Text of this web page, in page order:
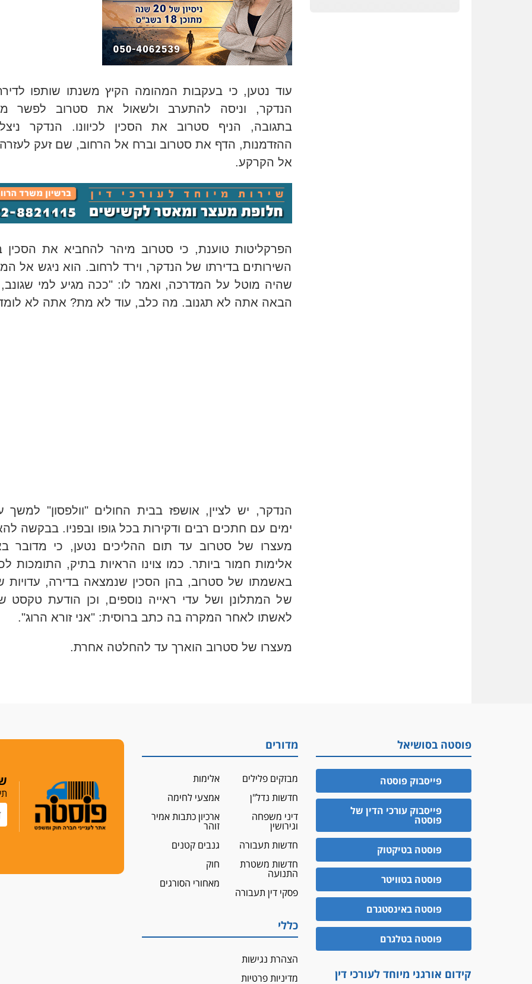
עוד נטען, כי בעקבות המהומה הקיץ משנתו שותפו
הנדקר, וניסה להתערב ולשאול את סטרוב לפשר
בתגובה, הניף סטרוב את הסכין לכיוונו. הנדקר
ההזדמנות, הדף את סטרוב וברח אל הרחוב, שם זעק לעזרה
אל הקרקע.
הפרקליטות טוענת, כי סטרוב מיהר להחביא את הסכין
השירותים בדירתו של הנדקר, וירד לרחוב. הוא ניגש אל
שהיה מוטל על המדרכה, ואמר לו: "ככה מגיע למי
הבאה אתה לא תגנוב. מה כלב, עוד לא מת? אתה לא
הנדקר, יש לציין, אושפז בבית החולים "וולפסון" למשך
ימים עם חתכים רבים ודקירות בכל גופו ובפניו.בבקשה
מעצרו של סטרוב עד תום ההליכים נטען, כי מדובר
אלימות חמור ביותר. כמו צוינו הראיות בתיק, התומכות
באשמתו של סטרוב, בהן הסכין שנמצאה בדירה, עדויות
של המתלונן ושל עדי ראייה נוספים, וכן הודעת טקסט
לאשתו לאחר המקרה בה כתב ברוסית: "אני זורא הרוג".
מעצרו של סטרוב הוארך עד להחלטה אחרת.
פוסטה בסושיאל
פייסבוק פוסטה
פייסבוק עורכי הדין של
פוסטה
פוסטה בטיקטוק
פוסטה בטוויטר
פוסטה באינסטגרם
פוסטה בטלגרם
קידום אורגני מיוחד לעורכי דין
מדורים
מבזקים פלילים
חדשות נדל"ן
דיני משפחה
וגירושין
חדשות תעבורה
חדשות משטרת
התנועה
פסקי דין תעבורה
אלימות
אמצעי לחימה
ארכיון כתבות אמיר
זוהר
גנבים קטנים
חוק
מאחורי הסורגים
כללי
הצהרת נגישות
מדיניות פרטיות